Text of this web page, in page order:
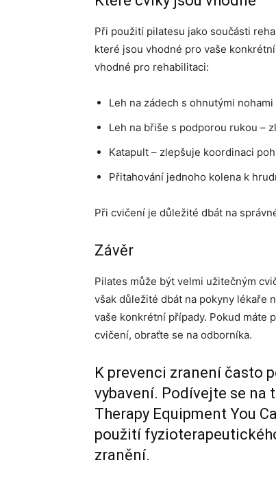
Při použití pilatesu jako součásti
které jsou vhodné pro vaše
vhodné pro rehabilitaci:
Leh na zádech s ohnutými
Leh na břiše s podporou rukou –
Katapult – zlepšuje koordinaci
Přitahování jednoho kolena k
Při cvičení je důležité dbát na
Závěr
Pilates může být velmi užitečným
však důležité dbát na pokyny lékaře
vaše konkrétní případy. Pokud máte
cvičení, obraťte se na odborníka.
K prevenci zranení často
vybavení. Podívejte se na
Therapy Equipment You
použití
zranění.